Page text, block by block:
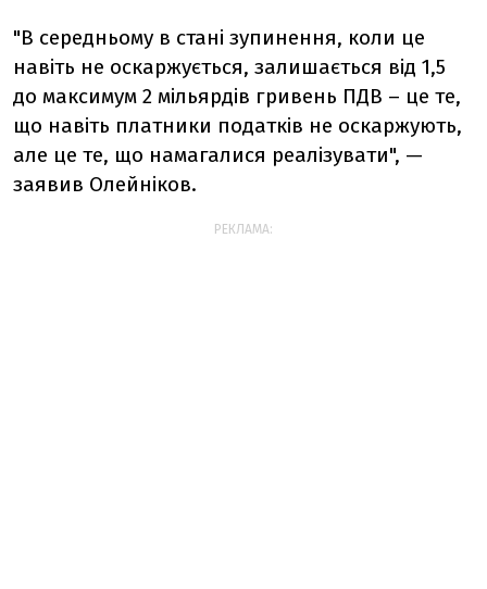
"В середньому в стані зупинення, коли це
навіть не оскаржується, залишається від 1,5
до максимум 2 мільярдів гривень ПДВ – це те,
що навіть платники податків не оскаржують,
але це те, що намагалися реалізувати", —
заявив Олейніков.
РЕКЛАМА: